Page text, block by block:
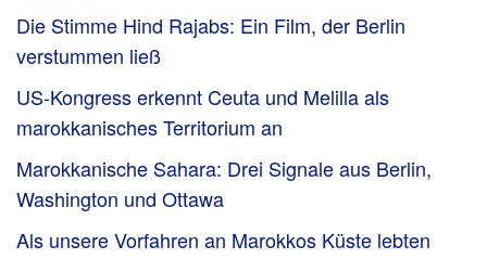
Die Stimme Hind Rajabs: Ein Film, der Berlin
verstummen ließ
US-Kongress erkennt Ceuta und Melilla als
marokkanisches Territorium an
Marokkanische Sahara: Drei Signale aus Berlin,
Washington und Ottawa
Als unsere Vorfahren an Marokkos Küste lebten